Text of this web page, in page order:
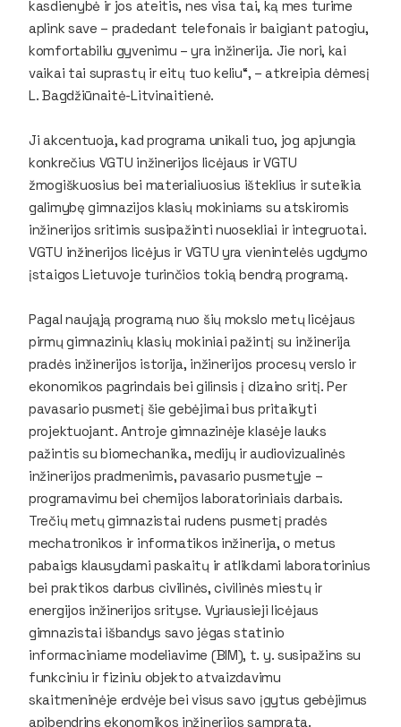
kasdienybė ir jos ateitis, nes visa tai, ką mes turime
aplink save – pradedant telefonais ir baigiant patogiu,
komfortabiliu gyvenimu – yra inžinerija. Jie nori, kai
vaikai tai suprastų ir eitų tuo keliu“, – atkreipia dėmesį
L. Bagdžiūnaitė-Litvinaitienė.
Ji akcentuoja, kad programa unikali tuo, jog apjungia
konkrečius VGTU inžinerijos licėjaus ir VGTU
žmogiškuosius bei materialiuosius išteklius ir suteikia
galimybę gimnazijos klasių mokiniams su atskiromis
inžinerijos sritimis susipažinti nuosekliai ir integruotai.
VGTU inžinerijos licėjus ir VGTU yra vienintelės ugdymo
įstaigos Lietuvoje turinčios tokią bendrą programą.
Pagal naująją programą nuo šių mokslo metų licėjaus
pirmų gimnazinių klasių mokiniai pažintį su inžinerija
pradės inžinerijos istorija, inžinerijos procesų verslo ir
ekonomikos pagrindais bei gilinsis į dizaino sritį. Per
pavasario pusmetį šie gebėjimai bus pritaikyti
projektuojant. Antroje gimnazinėje klasėje lauks
pažintis su biomechanika, medijų ir audiovizualinės
inžinerijos pradmenimis, pavasario pusmetyje –
programavimu bei chemijos laboratoriniais darbais.
Trečių metų gimnazistai rudens pusmetį pradės
mechatronikos ir informatikos inžinerija, o metus
pabaigs klausydami paskaitų ir atlikdami laboratorinius
bei praktikos darbus civilinės, civilinės miestų ir
energijos inžinerijos srityse. Vyriausieji licėjaus
gimnazistai išbandys savo jėgas statinio
informaciniame modeliavime (BIM), t. y. susipažins su
funkciniu ir fiziniu objekto atvaizdavimu
skaitmeninėje erdvėje bei visus savo įgytus gebėjimus
apibendrins ekonomikos inžinerijos samprata.